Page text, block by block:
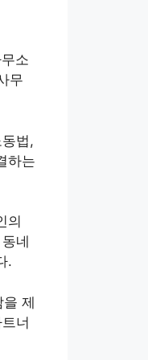
소
무
법,
하는
의
네
.
제
너